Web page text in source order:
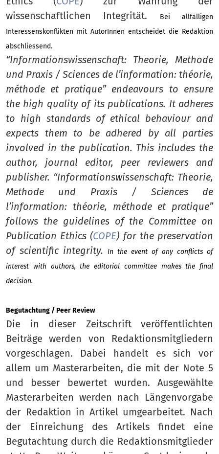
wissenschaftlichen Integrität.
Bei allfälligen
Interessenskonflikten mit AutorInnen entscheidet die Redaktion
abschliessend.
“Informationswissenschaft: Theorie, Methode
und Praxis / Sciences de l’information: théorie,
méthode et pratique” endeavours to ensure
the high quality of its publications. It adheres
to high standards of ethical behaviour and
expects them to be adhered by all parties
involved in the publication. This includes the
author, journal editor, peer reviewers and
publisher. “Informationswissenschaft: Theorie,
Methode und Praxis / Sciences de
l’information: théorie, méthode et pratique”
follows the guidelines of the Committee on
Publication Ethics (COPE) for the preservation
of scientific integrity.
In the event of any conflicts of
interest with authors, the editorial committee makes the final
decision.
Begutachtung / Peer Review
Die in dieser Zeitschrift veröffentlichten
Beiträge werden von Redaktionsmitgliedern
vorgeschlagen. Dabei handelt es sich vor
allem um Masterarbeiten, die mit der Note 5
und besser bewertet wurden. Ausgewählte
Masterarbeiten werden nach Längenvorgabe
der Redaktion in Artikel umgearbeitet. Nach
der Einreichung des Artikels findet eine
Begutachtung durch die Redaktionsmitglieder